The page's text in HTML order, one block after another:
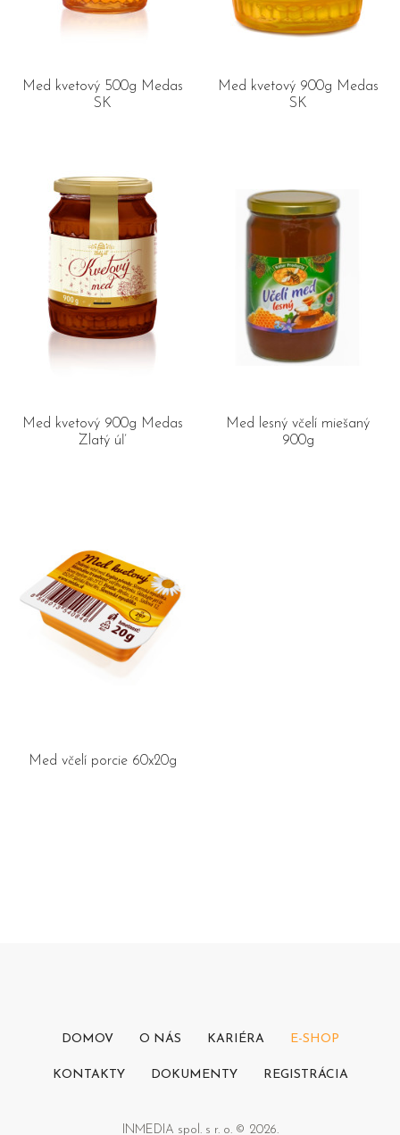
Med kvetový 500g Medas
SK
Med kvetový 900g Medas
SK
Med kvetový 900g Medas
Zlatý úľ
Med lesný včelí miešaný
900g
Med včelí porcie 60x20g
DOMOV O NÁS KARIÉRA E-SHOP
KONTAKTY DOKUMENTY REGISTRÁCIA
INMEDIA spol. s r. o. © 2026.